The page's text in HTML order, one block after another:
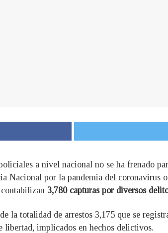
a nivel nacional no se ha frenado
Nacional por la pandemia del
3,780 capturas por diversos
la totalidad de arrestos 3,175 que se
libertad, implicados en hechos delictivos.